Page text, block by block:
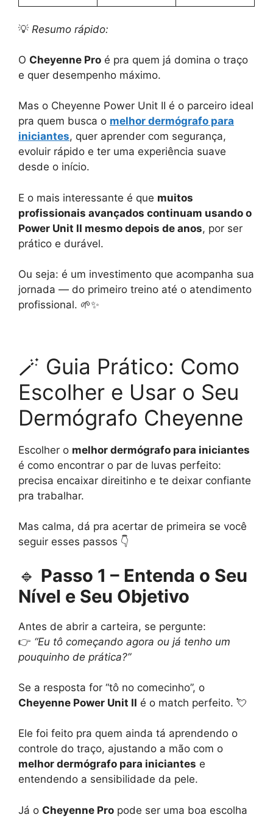
💡 Resumo rápido:
O Cheyenne Pro é pra quem já domina o traço
e quer desempenho máximo.
Mas o Cheyenne Power Unit II é o parceiro ideal
pra quem busca o melhor dermógrafo para
iniciantes, quer aprender com segurança,
evoluir rápido e ter uma experiência suave
desde o início.
E o mais interessante é que muitos
profissionais avançados continuam usando o
Power Unit II mesmo depois de anos, por ser
prático e durável.
Ou seja: é um investimento que acompanha sua
jornada — do primeiro treino até o atendimento
profissional. 🌱✨
🪄 Guia Prático: Como
Escolher e Usar o Seu
Dermógrafo Cheyenne
Escolher o melhor dermógrafo para iniciantes
é como encontrar o par de luvas perfeito:
precisa encaixar direitinho e te deixar confiante
pra trabalhar.
Mas calma, dá pra acertar de primeira se você
seguir esses passos 👇
🔹 Passo 1 – Entenda o Seu
Nível e Seu Objetivo
Antes de abrir a carteira, se pergunte:
👉 “Eu tô começando agora ou já tenho um
pouquinho de prática?”
Se a resposta for “tô no comecinho”, o
Cheyenne Power Unit II é o match perfeito. 💘
Ele foi feito pra quem ainda tá aprendendo o
controle do traço, ajustando a mão com o
melhor dermógrafo para iniciantes e
entendendo a sensibilidade da pele.
Já o Cheyenne Pro pode ser uma boa escolha